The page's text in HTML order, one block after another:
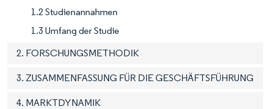
1.2 Studienannahmen
1.3 Umfang der Studie
2. FORSCHUNGSMETHODIK
3. ZUSAMMENFASSUNG FÜR DIE GESCHÄFTSFÜHRUNG
4. MARKTDYNAMIK